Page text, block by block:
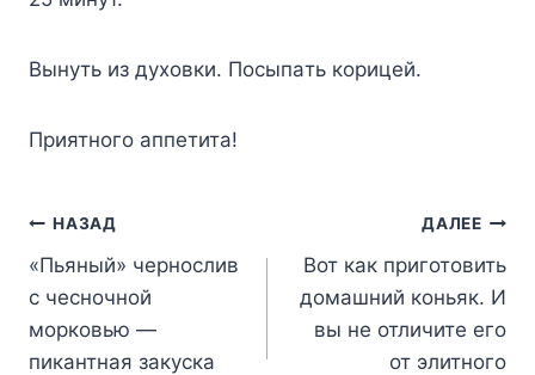
Bынyть из дyxoвки. Пocыпaть кopицeй.
Пpиятнoгo aппeтитa!
Навигация
по
записям
НАЗАД
«Пьяный» чернослив
с чесночной
морковью —
пикантная закуска
ДАЛЕЕ
Вот как приготовить
домашний коньяк. И
вы не отличите его
от элитного